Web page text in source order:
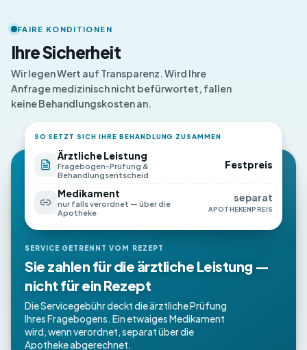
FAIRE KONDITIONEN
Ihre Sicherheit
Wir legen Wert auf Transparenz. Wird Ihre
Anfrage medizinisch nicht befürwortet, fallen
keine Behandlungskosten an.
SO SETZT SICH IHRE BEHANDLUNG ZUSAMMEN
Ärztliche Leistung
Fragebogen-Prüfung &
Behandlungsentscheid
Festpreis
Medikament
nur falls verordnet — über die
Apotheke
separat
APOTHEKENPREIS
SERVICE GETRENNT VOM REZEPT
Sie zahlen für die ärztliche Leistung —
nicht für ein Rezept
Die Servicegebühr deckt die ärztliche Prüfung
Ihres Fragebogens. Ein etwaiges Medikament
wird, wenn verordnet, separat über die
Apotheke abgerechnet.